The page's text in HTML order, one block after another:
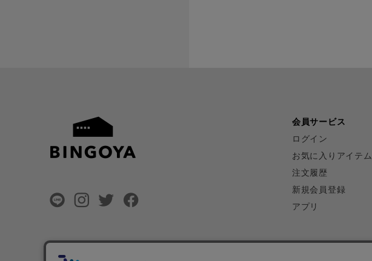
会員サービス
ログイン
お気に入りアイテム
注文履歴
新規会員登録
アプリ